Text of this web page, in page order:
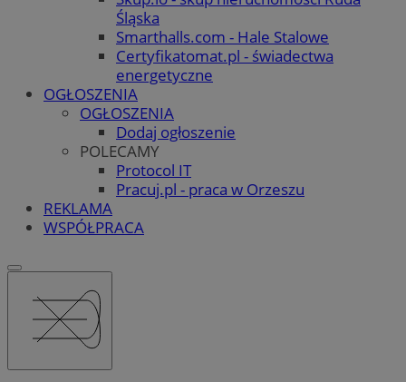
Śląska
Smarthalls.com - Hale Stalowe
Certyfikatomat.pl - świadectwa
energetyczne
OGŁOSZENIA
OGŁOSZENIA
Dodaj ogłoszenie
POLECAMY
Protocol IT
Pracuj.pl - praca w Orzeszu
REKLAMA
WSPÓŁPRACA